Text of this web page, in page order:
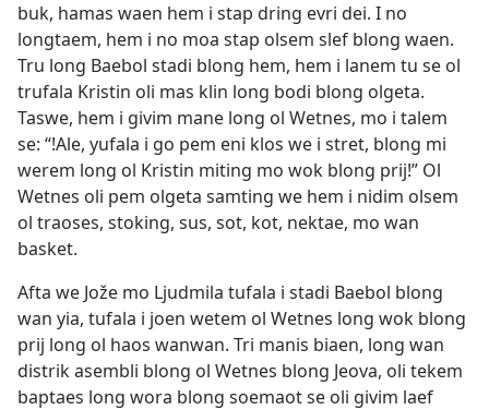
buk, hamas waen hem i stap dring evri dei. I no
longtaem, hem i no moa stap olsem slef blong waen.
Tru long Baebol stadi blong hem, hem i lanem tu se ol
trufala Kristin oli mas klin long bodi blong olgeta.
Taswe, hem i givim mane long ol Wetnes, mo i talem
se: “!Ale, yufala i go pem eni klos we i stret, blong mi
werem long ol Kristin miting mo wok blong prij!” Ol
Wetnes oli pem olgeta samting we hem i nidim olsem
ol traoses, stoking, sus, sot, kot, nektae, mo wan
basket.
Afta we Jože mo Ljudmila tufala i stadi Baebol blong
wan yia, tufala i joen wetem ol Wetnes long wok blong
prij long ol haos wanwan. Tri manis biaen, long wan
distrik asembli blong ol Wetnes blong Jeova, oli tekem
baptaes long wora blong soemaot se oli givim laef